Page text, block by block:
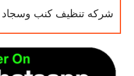
شركه تنظيف كنب وسجاد في